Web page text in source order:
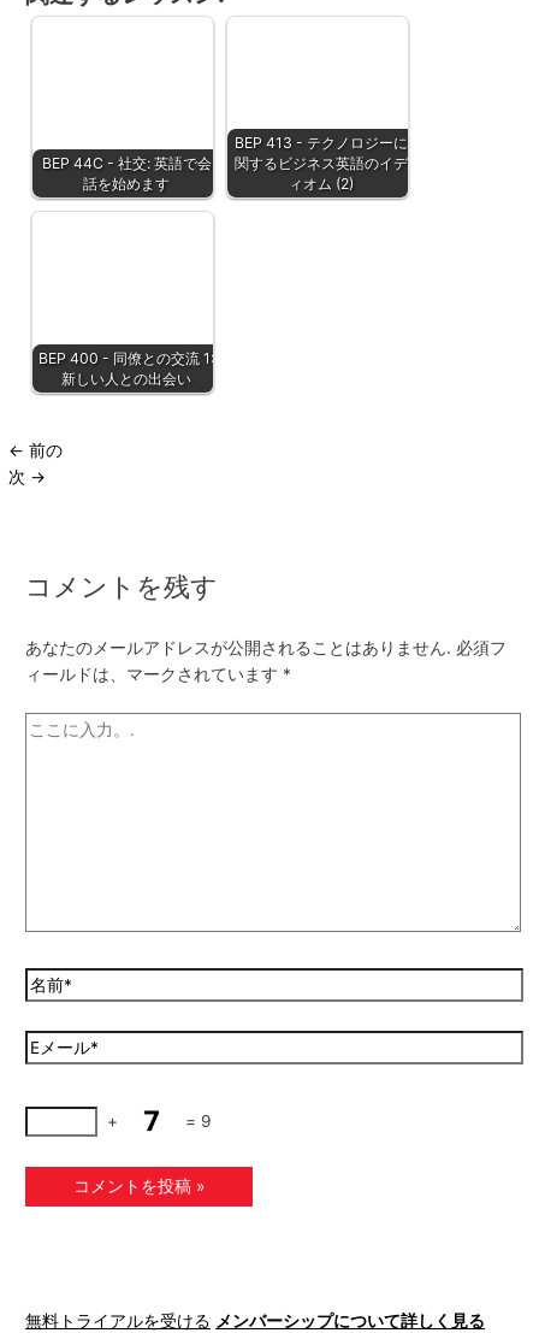
BEP 44C - 社交: 英語で会
話を始めます
BEP 413 - テクノロジーに
関するビジネス英語のイデ
ィオム (2)
BEP 400 - 同僚との交流 1:
新しい人との出会い
← 前の
次 →
コメントを残す
あなたのメールアドレスが公開されることはありません. 必須フ
ィールドは、マークされています *
+ = 9
無料トライアルを受ける メンバーシップについて詳しく見る